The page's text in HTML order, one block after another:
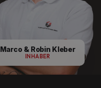
Marco & Robin Kleber
INHABER